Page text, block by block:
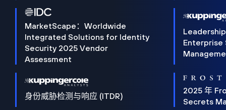
MarketScape：Worldwide
Integrated Solutions for Identity
Security 2025 Vendor
Assessment
Enterprise
身份威胁检测与响应 (ITDR)
2025 年
Secrets